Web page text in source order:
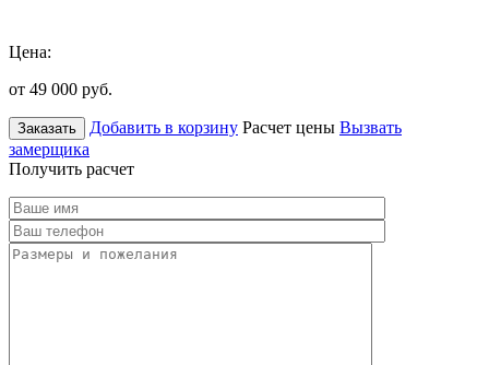
Цена:
от 49 000 руб.
Заказать Добавить в корзину Расчет цены Вызвать
замерщика
Получить расчет